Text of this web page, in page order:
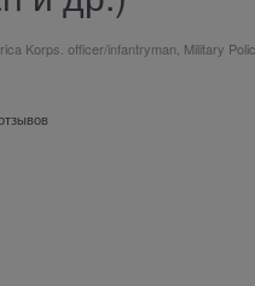
Korps. officer/infantryman, Military